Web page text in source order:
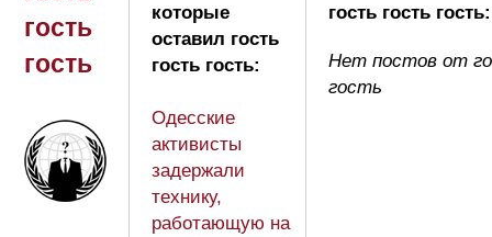
гость
гость
которые
оставил гость
гость гость:
Одесские
активисты
задержали
технику,
работающую на
гость гость гость:
Нет постов от
гость